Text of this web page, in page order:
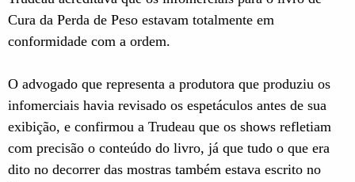
Cura da Perda de Peso estavam totalmente em
conformidade com a ordem.
O advogado que representa a produtora que produziu os
infomerciais havia revisado os espetáculos antes de sua
exibição, e confirmou a Trudeau que os shows refletiam
com precisão o conteúdo do livro, já que tudo o que era
dito no decorrer das mostras também estava escrito no